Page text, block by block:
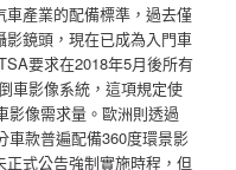
產業的配備標準，過去僅
鏡頭，現在已成為入門車
要求在2018年5月後所有
車影像系統，這項規定使
影像需求量。歐洲則透過
車款普遍配備360度環景影
式公告強制實施時程，但